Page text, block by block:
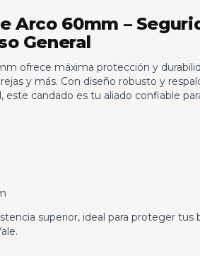
Arco 60mm –
General
ofrece máxima protección y
y más. Con diseño robusto y
este candado es tu aliado confiable
superior, ideal para proteger tus